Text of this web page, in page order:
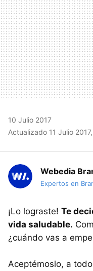
10 Julio 2017
Actualizado 11 Julio
Webedia
Expertos en
¡Lo lograste! Te
vida saludable.
¿cuándo vas a
Aceptémoslo, a